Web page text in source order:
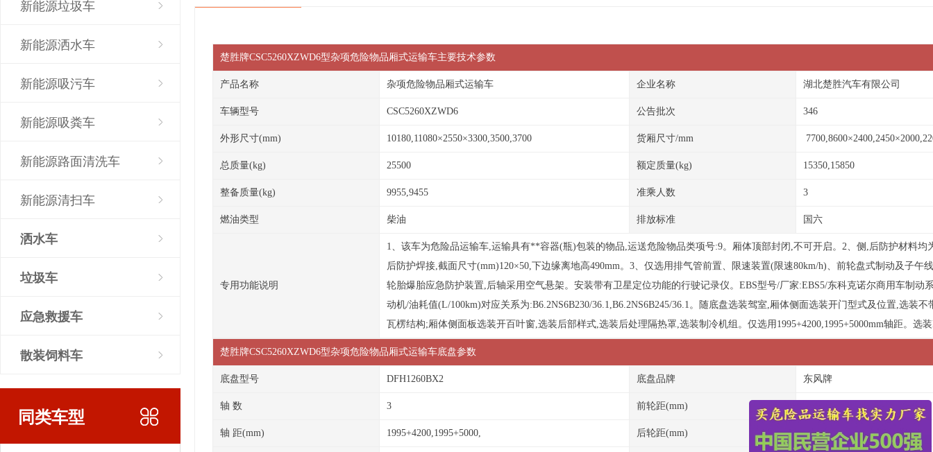
新能源垃圾车
新能源洒水车
新能源吸污车
新能源吸粪车
新能源路面清洗车
新能源清扫车
洒水车
垃圾车
应急救援车
散装饲料车
同类车型
楚胜牌CSC5260XZWD6型杂项危险物品厢式运输车主要技术参数
产品名称 杂项危险物品厢式运输车 企业名称 湖北楚胜汽车有限公司
车辆型号 CSC5260XZWD6 公告批次 346
外形尺寸(mm) 10180,11080×2550×3300,3500,3700 货厢尺寸/mm
总质量(kg) 25500 额定质量(kg) 15350,15850
整备质量(kg) 9955,9455 准乘人数 3
燃油类型 柴油 排放标准 国六
专用功能说明
1、该车为危险品运输车,运输具有**容器(瓶)包装的物品,运送危险物品类项号:9。厢体顶部封闭,不可开启。2、侧,后防护材料均
后防护焊接,截面尺寸(mm)120×50,下边缘离地高490mm。3、仅选用排气管前置、限速装置(限速80km/h)、前轮盘式制动及子午
轮胎爆胎应急防护装置,后轴采用空气悬架。安装带有卫星定位功能的行驶记录仪。EBS型号/厂家:EBS5/东科克诺尔商用车制动
动机/油耗值(L/100km)对应关系为:B6.2NS6B230/36.1,B6.2NS6B245/36.1。随底盘选装驾室,厢体侧面选装开门型式及位置,选装
瓦楞结构;厢体侧面板选装开百叶窗,选装后部样式,选装后处理隔热罩,选装制冷机组。仅选用1995+4200,1995+5000mm轴距。选
楚胜牌CSC5260XZWD6型杂项危险物品厢式运输车底盘参数
底盘型号 DFH1260BX2 底盘品牌 东风牌
轴 数 3 前轮距(mm) 1906/1906
轴 距(mm) 1995+4200,1995+5000, 后轮距(mm) 1860,1880